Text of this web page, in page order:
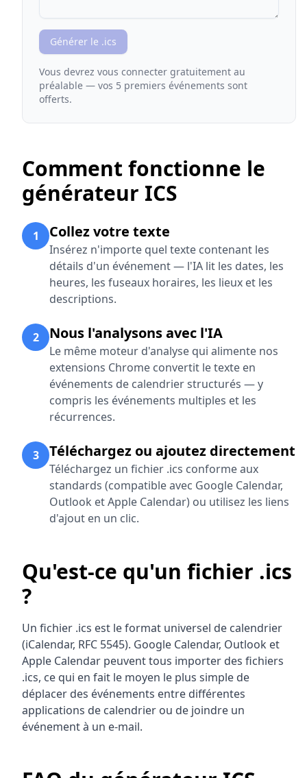
Générer le .ics
Vous devrez vous connecter gratuitement au
préalable — vos 5 premiers événements sont
offerts.
Comment fonctionne le
générateur ICS
1 Collez votre texte
Insérez n'importe quel texte contenant les
détails d'un événement — l'IA lit les dates, les
heures, les fuseaux horaires, les lieux et les
descriptions.
2 Nous l'analysons avec l'IA
Le même moteur d'analyse qui alimente nos
extensions Chrome convertit le texte en
événements de calendrier structurés — y
compris les événements multiples et les
récurrences.
3 Téléchargez ou ajoutez directement
Téléchargez un fichier .ics conforme aux
standards (compatible avec Google Calendar,
Outlook et Apple Calendar) ou utilisez les liens
d'ajout en un clic.
Qu'est-ce qu'un fichier .ics
?
Un fichier .ics est le format universel de calendrier
(iCalendar, RFC 5545). Google Calendar, Outlook et
Apple Calendar peuvent tous importer des fichiers
.ics, ce qui en fait le moyen le plus simple de
déplacer des événements entre différentes
applications de calendrier ou de joindre un
événement à un e-mail.